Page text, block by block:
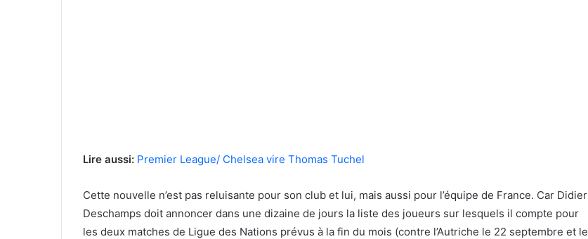
Lire aussi: Premier League/ Chelsea vire Thomas Tuchel
Cette nouvelle n’est pas reluisante pour son club et lui, mais aussi pour l’équipe de France. Car Didier
Deschamps doit annoncer dans une dizaine de jours la liste des joueurs sur lesquels il compte pour
les deux matches de Ligue des Nations prévus à la fin du mois (contre l’Autriche le 22 septembre et le